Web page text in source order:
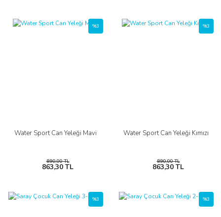
Water Sport Can Yeleği Mavi
%3
890,00 TL
863,30 TL
Water Sport Can Yeleği Kımızı
%3
890,00 TL
863,30 TL
%3 %3